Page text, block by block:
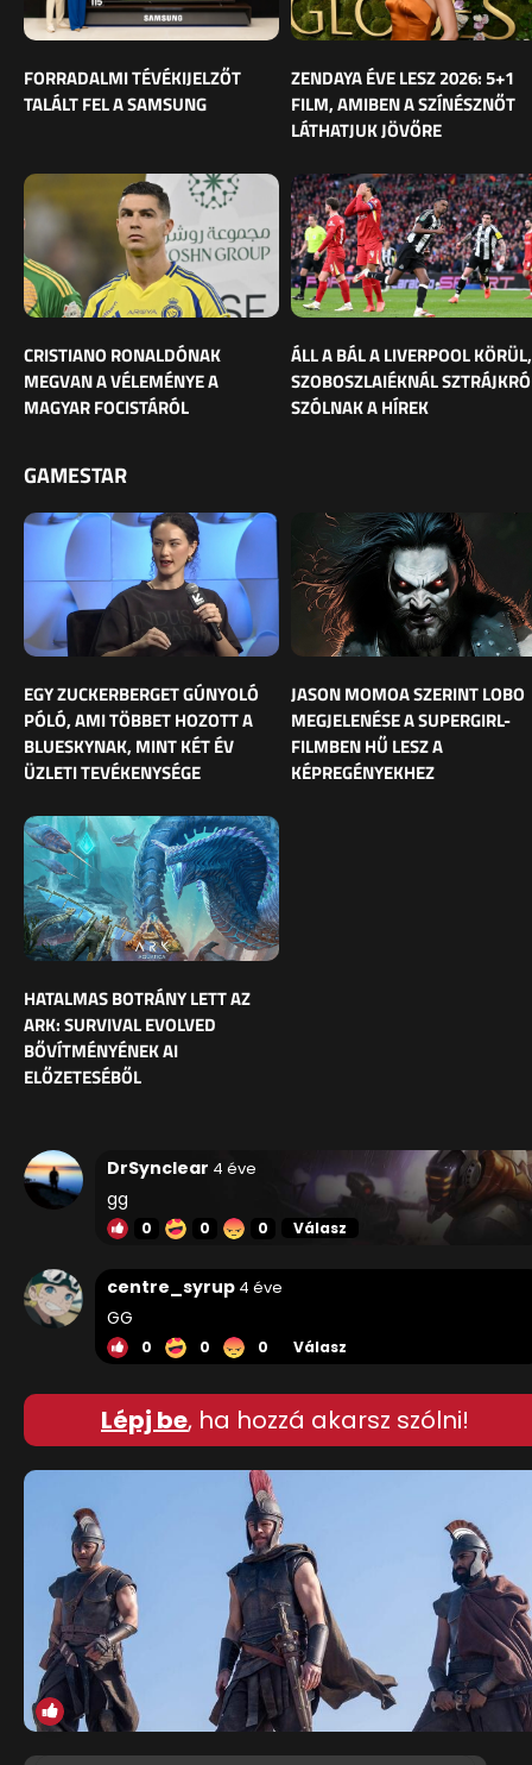
FORRADALMI TÉVÉKIJELZŐT
TALÁLT FEL A SAMSUNG
ZENDAYA ÉVE LESZ 2026: 5+1
FILM, AMIBEN A SZÍNÉSZNŐT
LÁTHATJUK JÖVŐRE
CRISTIANO RONALDÓNAK
MEGVAN A VÉLEMÉNYE A
MAGYAR FOCISTÁRÓL
ÁLL A BÁL A LIVERPOOL KÖRÜL,
SZOBOSZLAIÉKNÁL
SZÓLNAK A HÍREK
GAMESTAR
EGY ZUCKERBERGET GÚNYOLÓ
PÓLÓ, AMI TÖBBET HOZOTT A
BLUESKYNAK, MINT KÉT ÉV
ÜZLETI TEVÉKENYSÉGE
JASON MOMOA SZERINT LOBO
MEGJELENÉSE A SUPERGIRL-
FILMBEN HŰ LESZ A
KÉPREGÉNYEKHEZ
HATALMAS BOTRÁNY LETT AZ
ARK: SURVIVAL EVOLVED
BŐVÍTMÉNYÉNEK AI
ELŐZETESÉBŐL
DrSynclear 4 éve
gg
0 0 0 Válasz
centre_syrup 4 éve
GG
0 0 0 Válasz
Lépj be, ha hozzá akarsz szólni!